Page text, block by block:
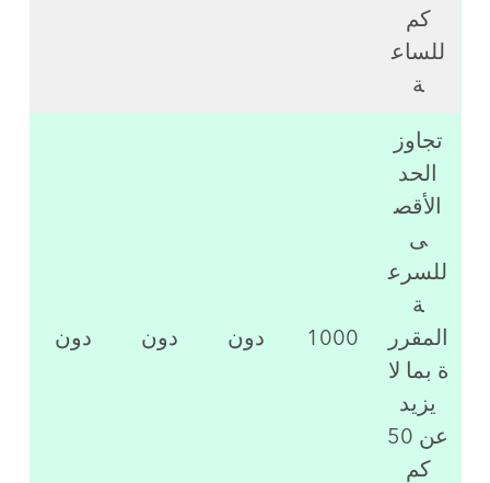
كم
للساع
ة
تجاوز
الحد
الأقص
ى
للسرع
ة
المقرر
ة بما لا
يزيد
عن 50
كم
1000 دون دون دون